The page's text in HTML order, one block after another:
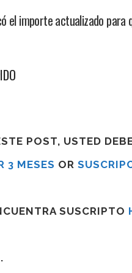
el importe actualizado
POST, USTED
3 MESES OR
SUSCRIPTO